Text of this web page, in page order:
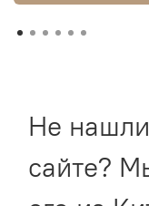
Не
сайте?